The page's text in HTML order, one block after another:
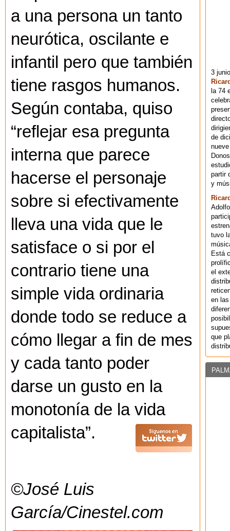
a una persona un tanto
neurótica, oscilante e
infantil pero que también
tiene rasgos humanos.
Según contaba, quiso
“reflejar esa pregunta
interna que parece
hacerse el personaje
sobre si efectivamente
lleva una vida que le
satisface o si por el
contrario tiene una
simple vida ordinaria
donde todo se reduce a
cómo llegar a fin de mes
y cada tanto poder
darse un gusto en la
monotonía de la vida
capitalista”.
©José Luis
García/Cinestel.com
3
la 74
de
partir
y
tuvo
Está
el
en
que